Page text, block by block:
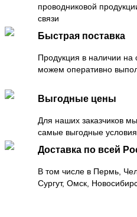
проводниковой
связи
Быстрая поставка
Продукция в наличии на
можем оперативно
Выгодные цены
Для наших заказчиков
самые выгодные
Доставка по всей
В том числе в Пермь,
Сургут, Омск,